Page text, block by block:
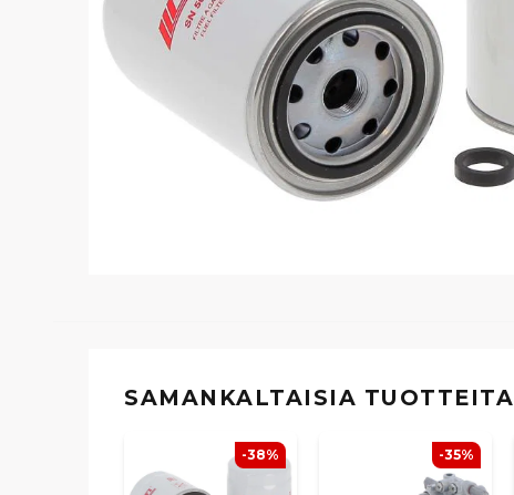
SAMANKALTAISIA ​​TUOTTEITA
-38% -35%